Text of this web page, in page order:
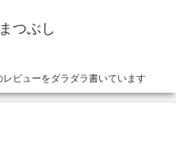
つぶし
ビューをダラダラ書いています